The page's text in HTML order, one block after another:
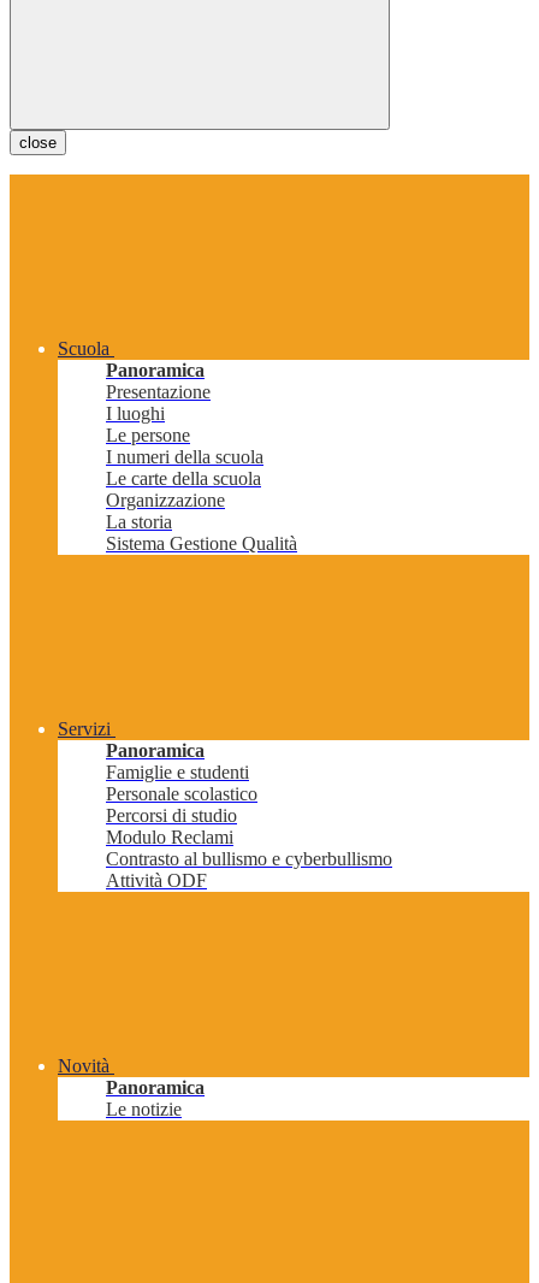
close
Scuola
Panoramica
Presentazione
I luoghi
Le persone
I numeri della scuola
Le carte della scuola
Organizzazione
La storia
Sistema Gestione Qualità
Servizi
Panoramica
Famiglie e studenti
Personale scolastico
Percorsi di studio
Modulo Reclami
Contrasto al bullismo e cyberbullismo
Attività ODF
Novità
Panoramica
Le notizie